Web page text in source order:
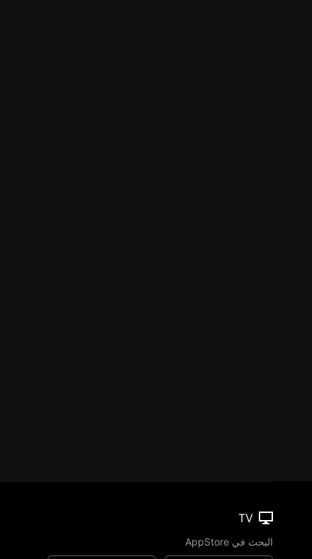
TV
البحث في AppStore